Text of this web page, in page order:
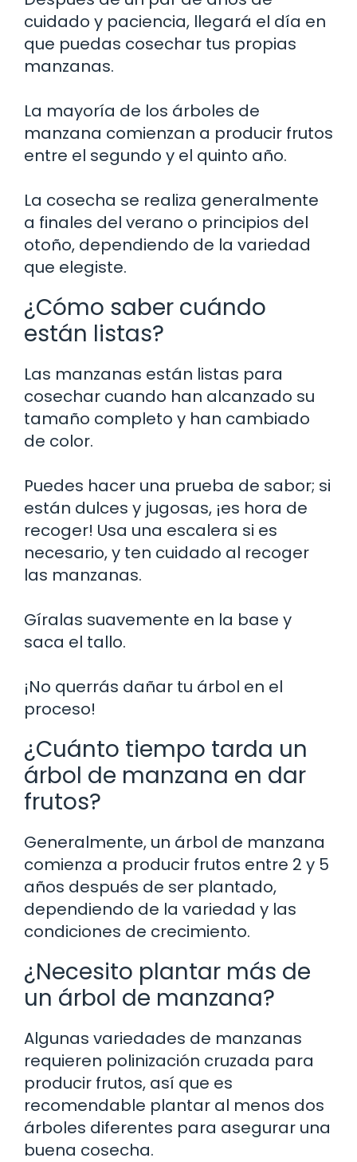
cuidado y paciencia, llegará el día en
que puedas cosechar tus propias
manzanas.
La mayoría de los árboles de
manzana comienzan a producir frutos
entre el segundo y el quinto año.
La cosecha se realiza generalmente
a finales del verano o principios del
otoño, dependiendo de la variedad
que elegiste.
¿Cómo saber cuándo
están listas?
Las manzanas están listas para
cosechar cuando han alcanzado su
tamaño completo y han cambiado
de color.
Puedes hacer una prueba de sabor; si
están dulces y jugosas, ¡es hora de
recoger! Usa una escalera si es
necesario, y ten cuidado al recoger
las manzanas.
Gíralas suavemente en la base y
saca el tallo.
¡No querrás dañar tu árbol en el
proceso!
¿Cuánto tiempo tarda un
árbol de manzana en dar
frutos?
Generalmente, un árbol de manzana
comienza a producir frutos entre 2 y 5
años después de ser plantado,
dependiendo de la variedad y las
condiciones de crecimiento.
¿Necesito plantar más de
un árbol de manzana?
Algunas variedades de manzanas
requieren polinización cruzada para
producir frutos, así que es
recomendable plantar al menos dos
árboles diferentes para asegurar una
buena cosecha.